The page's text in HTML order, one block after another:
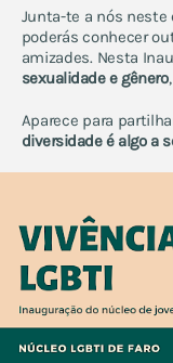
braga
coimbra
covilhã
faro
porto
viana do castelo
porquê e como
núcleo
Junta-te a nós neste
poderás conhecer
amizades. Nesta
sexualidade e gênero
Aparece para
diversidade é algo a